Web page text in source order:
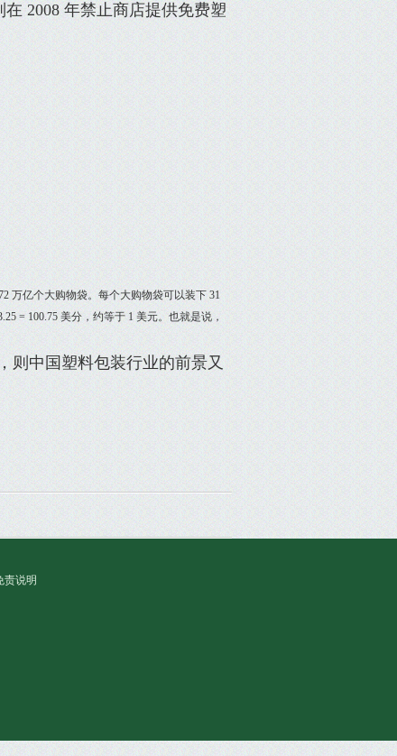
2008 年禁止商店提供免费塑
万亿个大购物袋。每个大购物袋可以装下 31
= 100.75 美分，约等于 1 美元。也就是说，
中国塑料包装行业的前景又
责说明